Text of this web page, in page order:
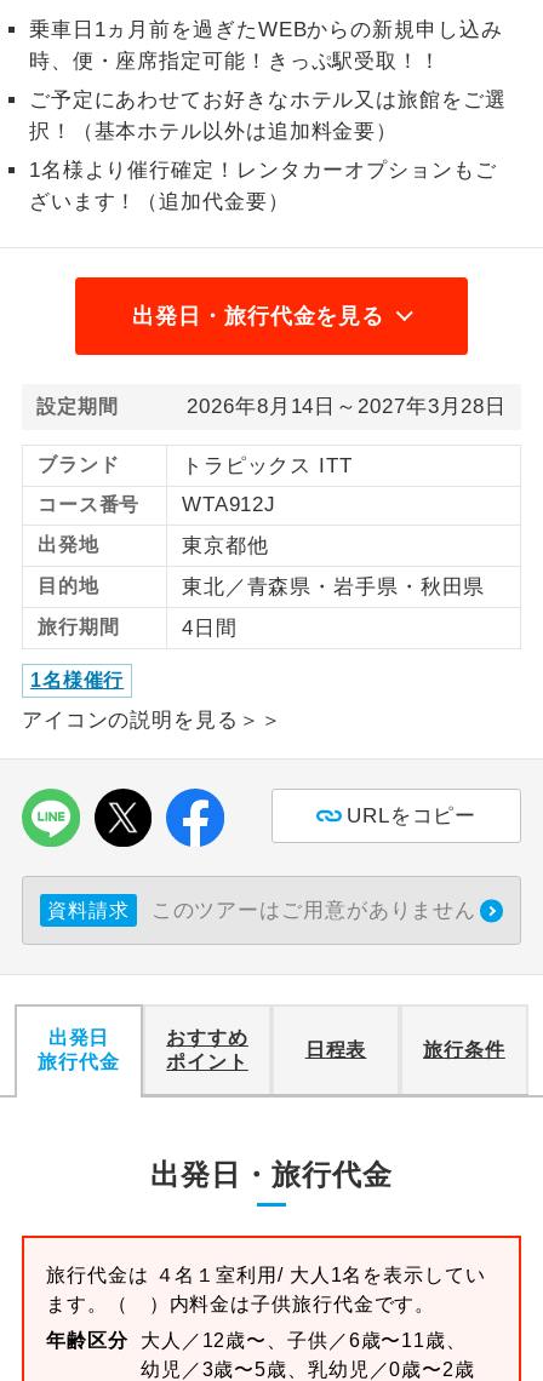
乗車日1ヵ月前を過ぎたWEBからの新規申し込み
時、便・座席指定可能！きっぷ駅受取！！
ご予定にあわせてお好きなホテル又は旅館をご選
択！（基本ホテル以外は追加料金要）
1名様より催行確定！レンタカーオプションもご
ざいます！（追加代金要）
出発日・旅行代金を見る
設定期間 2026年8月14日～2027年3月28日
ブランド トラピックス ITT
コース番号 WTA912J
出発地 東京都他
目的地 東北／青森県・岩手県・秋田県
旅行期間 4日間
1名様催行
アイコンの説明を見る＞＞
URLをコピー
資料請求 このツアーはご用意がありません
出発日
旅行代金
おすすめ
ポイント
日程表 旅行条件
出発日・旅行代金
旅行代金は ４名１室利用/ 大人1名を表示してい
ます。
（ ）内料金は子供旅行代金です。
年齢区分
大人／12歳〜、子供／6歳〜11歳、
幼児／3歳〜5歳、乳幼児／0歳〜2歳
ホン
をじっくり聞くことができます。
1名様催行
1名様から出発可能な個人型プランで
す。
2名様催行
2名様から出発可能な個人型プランで
す。
おひとり様参
おひとり様限定でご参加いただけるコー
スです。
コースです。
ご夫婦限定
ご夫婦限定でご参加いただけるコースで
女性限定
女性限定でご参加いただけるコースで
す。
年齢制限あり
ご参加にあたり年齢に制限があるコース
です。
航空会社指定
利用航空会社が指定なので、ご出発の計
ホテル指定
ご紹介するホテルを指定したコースで
おひとり様バ
ス2席利用
おひとり様でバス席を2席利⽤できま
す。